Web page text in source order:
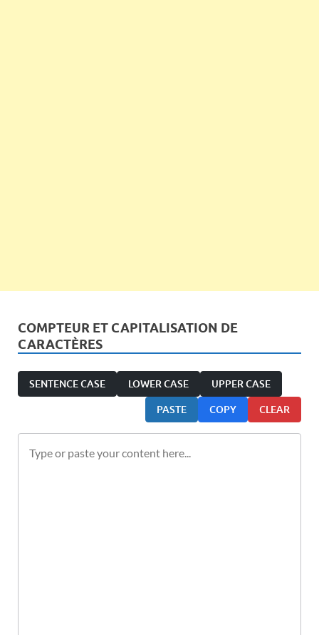
COMPTEUR ET CAPITALISATION DE
CARACTÈRES
SENTENCE CASE LOWER CASE UPPER CASE
PASTE COPY CLEAR